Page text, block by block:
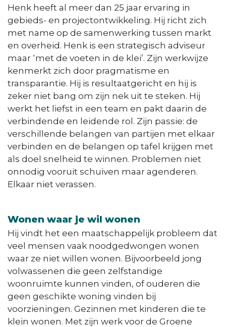
Henk heeft al meer dan 25 jaar ervaring in
gebieds- en projectontwikkeling. Hij richt zich
met name op de samenwerking tussen markt
en overheid. Henk is een strategisch adviseur
maar ‘met de voeten in de klei’. Zijn werkwijze
kenmerkt zich door pragmatisme en
transparantie. Hij is resultaatgericht en hij is
zeker niet bang om zijn nek uit te steken. Hij
werkt het liefst in een team en pakt daarin de
verbindende en leidende rol. Zijn passie: de
verschillende belangen van partijen met elkaar
verbinden en de belangen op tafel krijgen met
als doel snelheid te winnen. Problemen niet
onnodig vooruit schuiven maar agenderen.
Elkaar niet verassen.
Wonen waar je wil wonen
Hij vindt het een maatschappelijk probleem dat
veel mensen vaak noodgedwongen wonen
waar ze niet willen wonen. Bijvoorbeeld jong
volwassenen die geen zelfstandige
woonruimte kunnen vinden, of ouderen die
geen geschikte woning vinden bij
voorzieningen. Gezinnen met kinderen die te
klein wonen. Met zijn werk voor de Groene